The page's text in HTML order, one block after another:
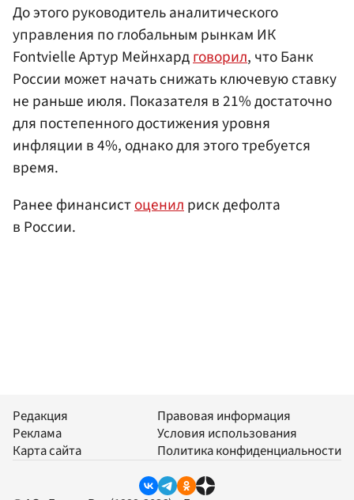
До этого руководитель аналитического
управления по глобальным рынкам ИК
Fontvielle Артур Мейнхардговорил, что Банк
России может начать снижать ключевую ставку
не раньше июля. Показателя в 21% достаточно
для постепенного достижения уровня
инфляции в 4%, однако для этого требуется
время.
Ранее финансистоценилриск дефолта
в России.
Редакция
Реклама
Карта сайта
Правовая информация
Условия использования
Политика конфиденциальности